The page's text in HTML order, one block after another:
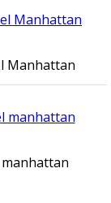
Manhattan